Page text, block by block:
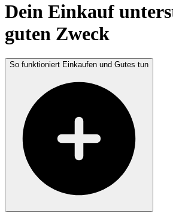
Dein Einkauf
guten Zweck
So funktioniert Einkaufen und Gutes tun